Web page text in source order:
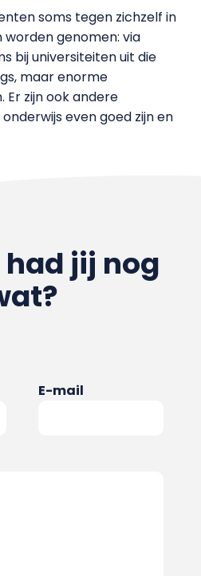
soms tegen zichzelf in
genomen: via
bij universiteiten uit die
maar enorme
zijn ook andere
even goed zijn en
had jij nog
E-mail